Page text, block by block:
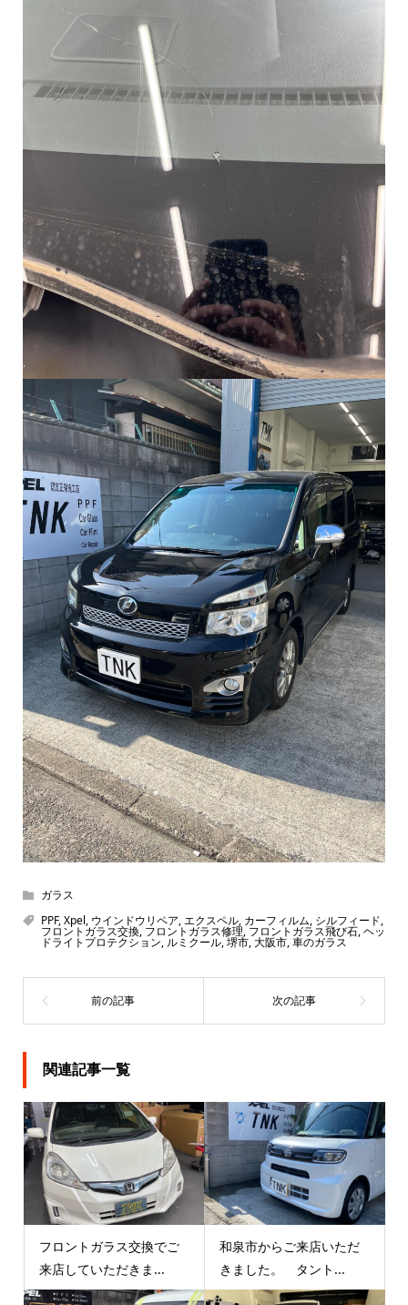
ガラス
PPF,Xpel, ウインドウリペア,エクスペル, カーフィルム, シルフィード,
フロントガラス交換, フロントガラス修理, フロントガラス飛び石,ヘッ
ドライトプロテクション, ルミクール,堺市,大阪市,車のガラス
関連記事一覧
フロントガラス交換でご
来店していただきま...
和泉市からご来店いただ
きました。 タント...